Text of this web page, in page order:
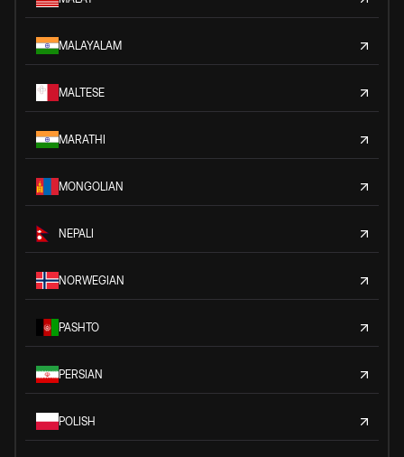
MALAYALAM
MALTESE
MARATHI
MONGOLIAN
NEPALI
NORWEGIAN
PASHTO
PERSIAN
POLISH